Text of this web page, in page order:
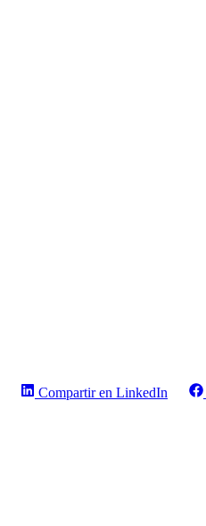
Compartir en LinkedIn